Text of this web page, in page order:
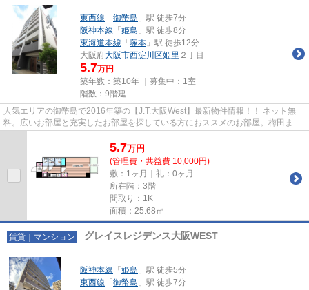
東西線 「 御幣島 」駅 徒歩7分
阪神本線 「 姫島 」駅 徒歩8分
東海道本線 「 塚本 」駅 徒歩12分
大阪府大阪市西淀川区姫里 ２丁目
5.7万円
築年数：築10年 ｜募集中： 1室
階数：9階建
人気エリアの御幣島で2016年築の【J.T.大阪West】最新物件情報！！ ネット無
料。広いお部屋と充実したお部屋を探している方におススメのお部屋。梅田まで
5.7万円
(管理費・共益費 10,000円)
敷：1ヶ月｜礼：0ヶ月
所在階：3階
間取り：1K
面積：25.68㎡
賃貸｜マンション グレイスレジデンス大阪WEST
阪神本線 「 姫島 」駅 徒歩5分
東西線 「 御幣島 」駅 徒歩7分